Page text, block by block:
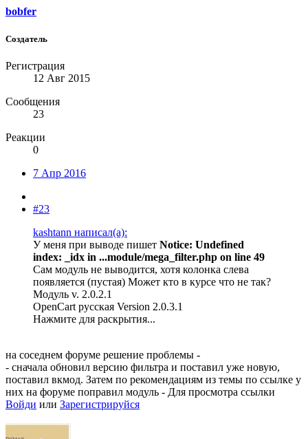
bobfer
Создатель
Регистрация
12 Авг 2015
Сообщения
23
Реакции
0
7 Апр 2016
#23
kashtann написал(а):
У меня при выводе пишет Notice: Undefined
index: _idx in ...module/mega_filter.php on line 49
Сам модуль не выводится, хотя колонка слева
появляется (пустая) Может кто в курсе что не так?
Модуль v. 2.0.2.1
ОpenCart русская Version 2.0.3.1
Нажмите для раскрытия...
на соседнем форуме решение проблемы -
- сначала обновил версию фильтра и поставил уже новую,
поставил вкмод. Затем по рекомендациям из темы по ссылке у
них на форуме поправил модуль - Для просмотра ссылки
Войди или Зарегистрируйся